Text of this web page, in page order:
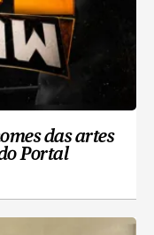
das artes
Portal